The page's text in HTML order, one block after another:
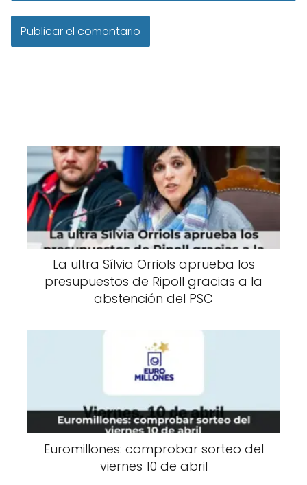
La ultra Sílvia Orriols aprueba los
presupuestos de Ripoll gracias a la
abstención del PSC
Euromillones: comprobar sorteo del
viernes 10 de abril